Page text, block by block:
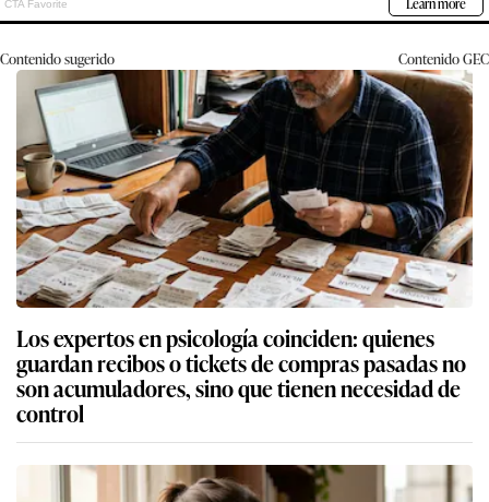
Contenido sugerido ContenidoGEC
Los expertos en psicología coinciden: quienes
guardan recibos o tickets de compras pasadas no
son acumuladores, sino que tienen necesidad de
control